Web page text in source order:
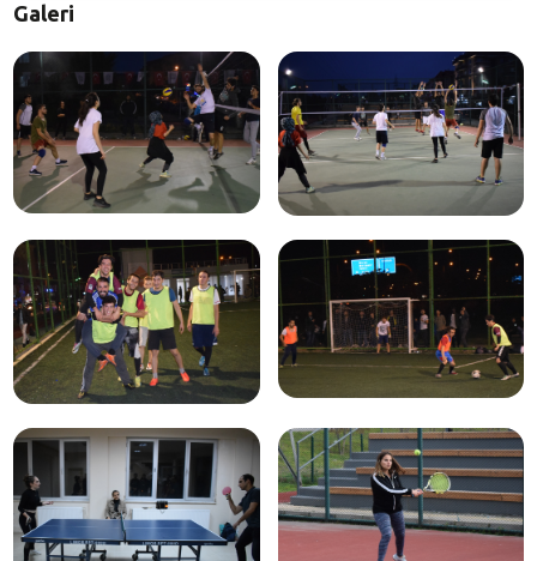
Galeri